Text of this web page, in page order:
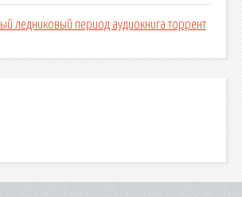
ледниковый период аудиокнига торрент